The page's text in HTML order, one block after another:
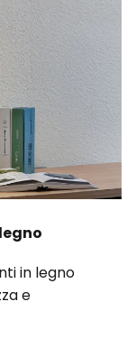
in legno
e